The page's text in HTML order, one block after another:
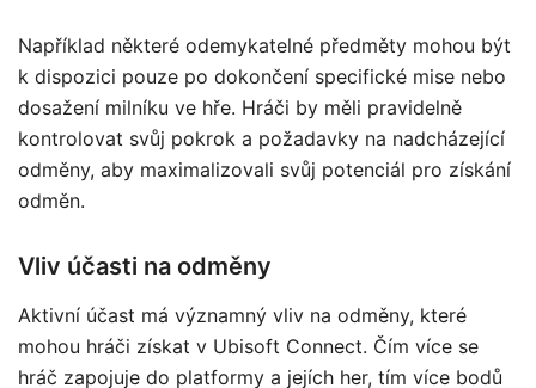
Například některé odemykatelné předměty mohou být
k dispozici pouze po dokončení specifické mise nebo
dosažení milníku ve hře. Hráči by měli pravidelně
kontrolovat svůj pokrok a požadavky na nadcházející
odměny, aby maximalizovali svůj potenciál pro získání
odměn.
Vliv účasti na odměny
Aktivní účast má významný vliv na odměny, které
mohou hráči získat v Ubisoft Connect. Čím více se
hráč zapojuje do platformy a jejích her, tím více bodů